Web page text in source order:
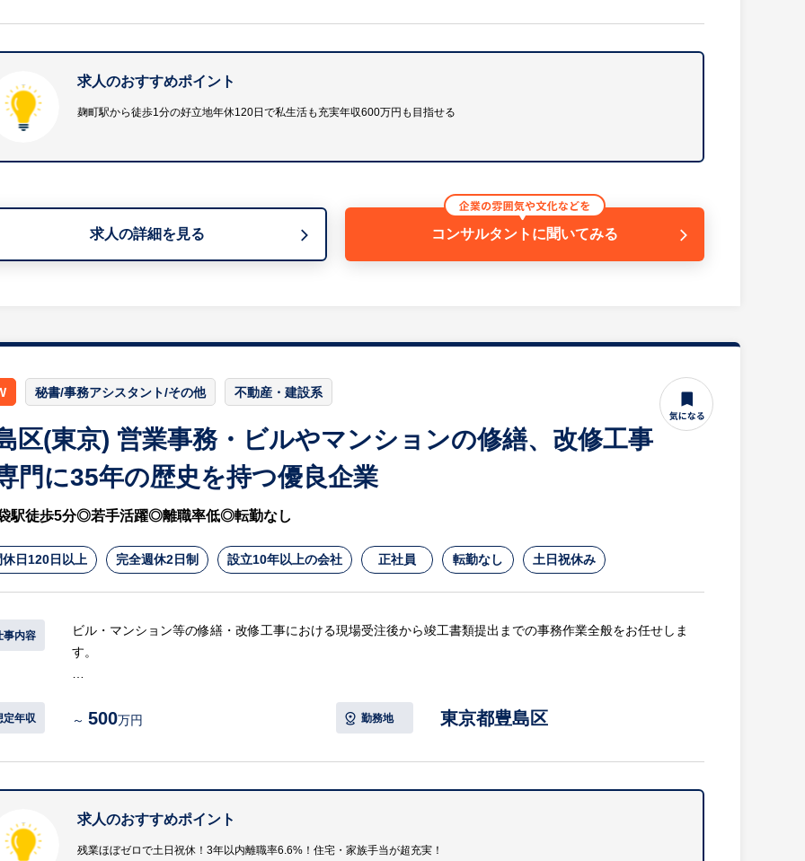
・生徒、来校者対応
・入試業務等学校事務全般
等
・120年以上の歴史を誇る伝統ある学校法人です。千代田区という好立地を活かした産学連携やICT教育の導入
など、伝統を守りながらも先進的な教育環境を整え、次世代を担う自立した女性の輩出を目指しています。
・年間休日は120日と充実しており、ワークライフバランスを大切にしながら働ける環境です。
・学校事務は単なるバックオフィス業務にとどまらず、学校運営を支える縁の下の力持ちとして生徒たちの成長
求人のおすすめポイント
麹町駅から徒歩1分の好立地年休120日で私生活も充実年収600万円も目指せる
求人の詳細を見る コンサルタントに聞いてみる
秘書/事務アシスタント/その他 不動産・建設系
区(東京) 営業事務・ビルやマンションの修繕、改修工事
門に35年の歴史を持つ優良企業
駅徒歩5分◎若手活躍◎離職率低◎転勤なし
休日120日以上 完全週休2日制 設立10年以上の会社 正社員 転勤なし 土日祝休み
事内容
ビル・マンション等の修繕・改修工事における現場受注後から竣工書類提出までの事務作業全般をお任せしま
す。
・データ整理および処理
・各業務システムの環境構築
※詳細は面談時にお伝えします
定年収 ～ 500万円 勤務地 東京都豊島区
求人のおすすめポイント
残業ほぼゼロで土日祝休！3年以内離職率6.6%！住宅・家族手当が超充実！